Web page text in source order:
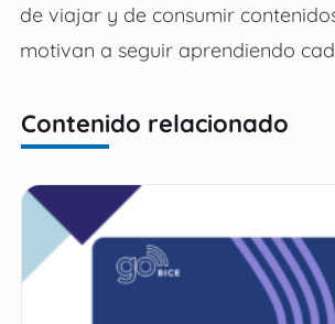
de viajar y de consumir
motivan a seguir aprendiendo
Contenido relacionado